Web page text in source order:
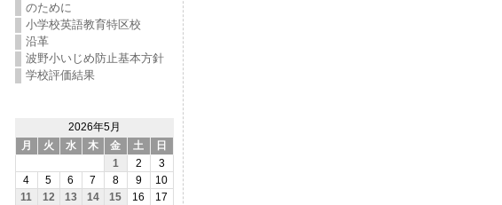
のために
小学校英語教育特区校
沿革
波野小いじめ防止基本方針
学校評価結果
2026年5月
月
火 水 木 金 土 日
1 2
3
4
5 6 7 8 9
10
11
12 13 14 15 16
17